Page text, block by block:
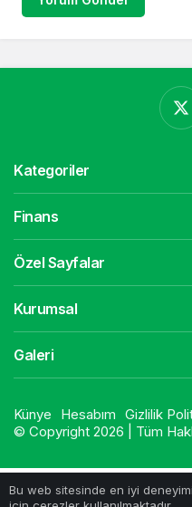
Bu web sitesinde en iyi
Kategoriler
Finans
Özel Sayfalar
Kurumsal
Galeri
Künye Hesabım Gizlilik
© Copyright 2026 | Tüm